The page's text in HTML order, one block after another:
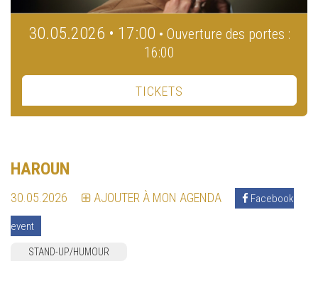
30.05.2026 • 17:00 • Ouverture des portes :
16:00
TICKETS
HAROUN
30.05.2026 AJOUTER À MON AGENDA Facebook
event
STAND-UP/HUMOUR